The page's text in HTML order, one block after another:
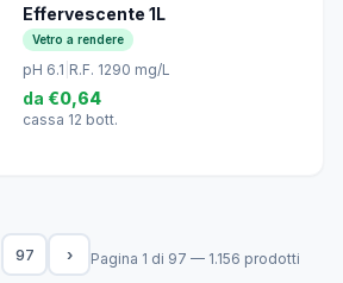
Effervescente 1L
Vetro a rendere
pH 6.1 R.F. 1290 mg/L
da €0,64
cassa 12 bott.
97 › Pagina 1 di 97 — 1.156 prodotti